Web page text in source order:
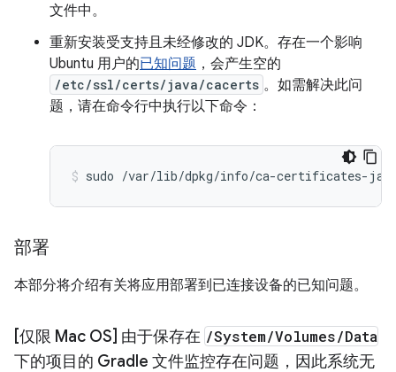
文件中。
重新安装受支持且未经修改的 JDK。存在一个影响
Ubuntu 用户的已知问题 ，会产生空的
/etc/ssl/certs/java/cacerts 。如需解决此问
题，请在命令行中执行以下命令：
sudo /var/lib/dpkg/info/ca-certificates-
部署
本部分将介绍有关将应用部署到已连接设备的已知问题。
[仅限 Mac OS] 由于保存在 /System/Volumes/Data
下的项目的 Gradle 文件监控存在问题，因此系统无